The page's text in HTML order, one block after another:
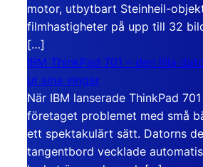
motor, utbytbart Steinheil-
filmhastigheter på upp till 32
[…]
IBM ThinkPad 701 – den lilla
ut sina vingar
När IBM lanserade ThinkPad
företaget problemet med små
ett spektakulärt sätt. Datorns
tangentbord vecklade